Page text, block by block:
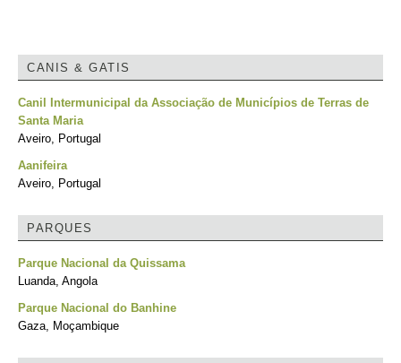
CANIS & GATIS
Canil Intermunicipal da Associação de Municípios de Terras de
Santa Maria
Aveiro, Portugal
Aanifeira
Aveiro, Portugal
PARQUES
Parque Nacional da Quissama
Luanda, Angola
Parque Nacional do Banhine
Gaza, Moçambique